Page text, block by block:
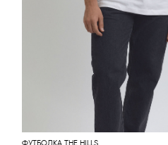
ФУТБОЛКА THE HILLS